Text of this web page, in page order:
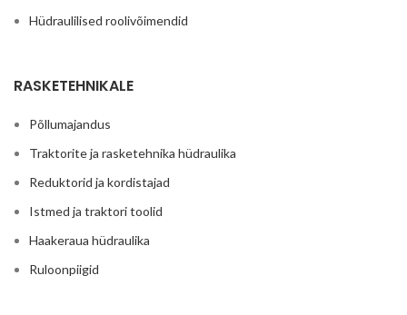
Hüdraulilised roolivõimendid
RASKETEHNIKALE
Põllumajandus
Traktorite ja rasketehnika hüdraulika
Reduktorid ja kordistajad
Istmed ja traktori toolid
Haakeraua hüdraulika
Ruloonpiigid